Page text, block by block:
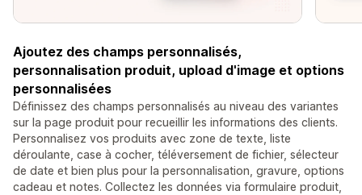
Ajoutez des champs personnalisés,
personnalisation produit, upload d'image et options
personnalisées
Définissez des champs personnalisés au niveau des variantes
sur la page produit pour recueillir les informations des clients.
Personnalisez vos produits avec zone de texte, liste
déroulante, case à cocher, téléversement de fichier, sélecteur
de date et bien plus pour la personnalisation, gravure, options
cadeau et notes. Collectez les données via formulaire produit,